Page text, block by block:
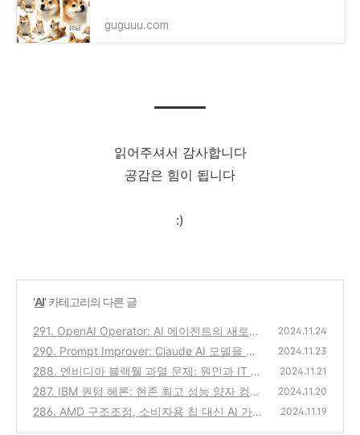
guguuu.com
읽어주셔서 감사합니다
공감은 힘이 됩니다
:)
'AI' 카테고리의 다른 글
291. OpenAI Operator: AI 에이전트의 새로운
혁명
(0)
2024.11.24
290. Prompt Improver: Claude AI 모델을 최
적화하는 차세대 도구
(0)
2024.11.23
288. 엔비디아 블랙웰 과열 문제: 원인과 IT 산
업에 미치는 영향
(0)
2024.11.21
287. IBM 퀀텀 헤론: 현존 최고 성능 양자 컴퓨
터의 등장과 미래 가능성
(0)
2024.11.20
286. AMD 구조조정, 소비자용 칩 대신 AI 가
2024.11.19